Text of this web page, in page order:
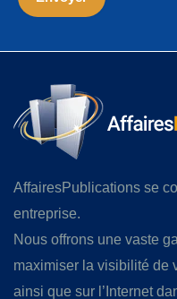
AffairesPublications se
entreprise.
Nous offrons une vaste
maximiser la visibilité de
ainsi que sur l’Internet